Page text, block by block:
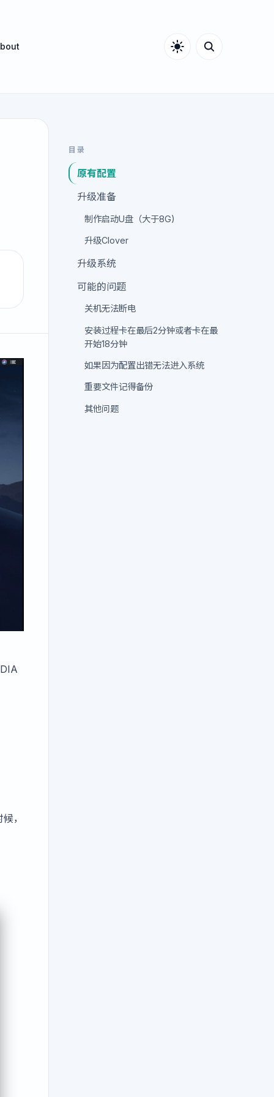
，
目录
原有配置
升级准备
制作启动U盘（大于8G)
升级Clover
升级系统
可能的问题
关机无法断电
安装过程卡在最后2分钟或者卡在最
开始18分钟
如果因为配置出错无法进入系统
重要文件记得备份
其他问题